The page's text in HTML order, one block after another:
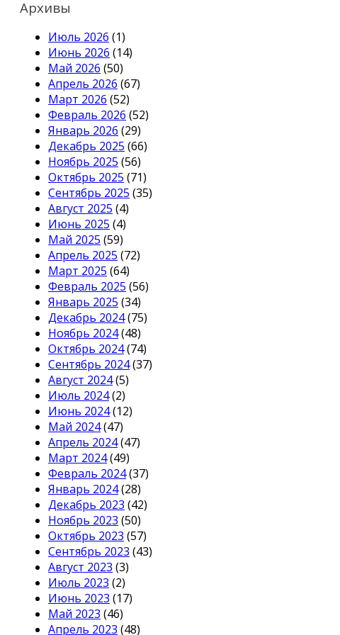
Архивы
Июль 2026 (1)
Июнь 2026 (14)
Май 2026 (50)
Апрель 2026 (67)
Март 2026 (52)
Февраль 2026 (52)
Январь 2026 (29)
Декабрь 2025 (66)
Ноябрь 2025 (56)
Октябрь 2025 (71)
Сентябрь 2025 (35)
Август 2025 (4)
Июнь 2025 (4)
Май 2025 (59)
Апрель 2025 (72)
Март 2025 (64)
Февраль 2025 (56)
Январь 2025 (34)
Декабрь 2024(75)
Ноябрь 2024(48)
Октябрь 2024(74)
Сентябрь 2024(37)
Август 2024(5)
Июль 2024(2)
Июнь 2024(12)
Май 2024(47)
Апрель 2024(47)
Март 2024(49)
Февраль 2024(37)
Январь 2024(28)
Декабрь 2023 (42)
Ноябрь 2023 (50)
Октябрь 2023 (57)
Сентябрь 2023 (43)
Август 2023 (3)
Июль 2023 (2)
Июнь 2023 (17)
Май 2023 (46)
Апрель 2023 (48)